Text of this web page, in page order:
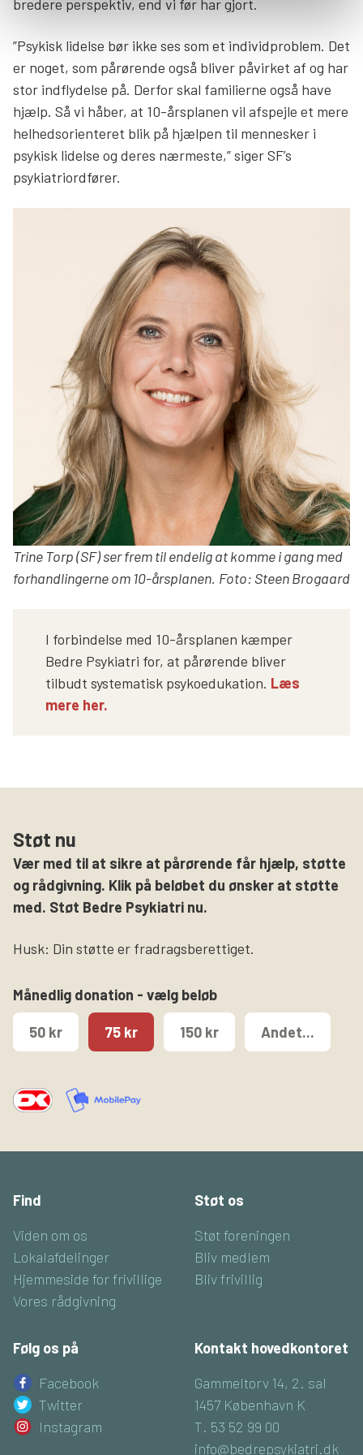
bredere perspektiv, end vi før har gjort.
”Psykisk lidelse bør ikke ses som et individproblem. Det
er noget, som pårørende også bliver påvirket af og har
stor indflydelse på. Derfor skal familierne også have
hjælp. Så vi håber, at 10-årsplanen vil afspejle et mere
helhedsorienteret blik på hjælpen til mennesker i
psykisk lidelse og deres nærmeste,” siger SF’s
psykiatriordfører.
Trine Torp (SF) ser frem til endelig at komme i gang med
forhandlingerne om 10-årsplanen. Foto: Steen Brogaard
I forbindelse med 10-årsplanen kæmper
Bedre Psykiatri for, at pårørende bliver
tilbudt systematisk psykoedukation. Læs
mere her.
Støt nu
Vær med til at sikre at pårørende får hjælp, støtte
og rådgivning. Klik på beløbet du ønsker at støtte
med. Støt Bedre Psykiatri nu.
Husk: Din støtte er fradragsberettiget.
Månedlig donation - vælg beløb
50 kr 75 kr 150 kr Andet...
Find
Viden om os
Lokalafdelinger
Hjemmeside for frivillige
Vores rådgivning
Støt os
Støt foreningen
Bliv medlem
Bliv frivillig
Følg os på
Facebook
Twitter
Instagram
Kontakt hovedkontoret
Gammeltorv 14, 2. sal
1457 København K
T. 53 52 99 00
info@bedrepsykiatri.dk